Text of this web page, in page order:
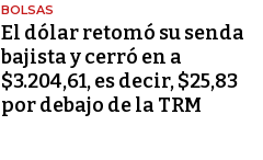
BOLSAS
El dólar retomó su senda
bajista y cerró en a
$3.204,61, es decir, $25,83
por debajo de la TRM